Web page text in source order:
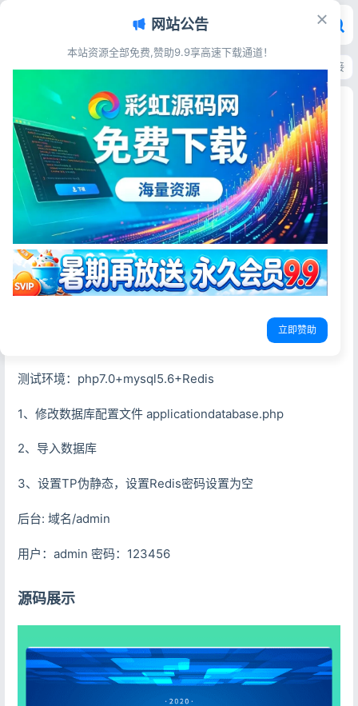
首页>源码资源>电子商务>ThinkPHP拼团拼购H5单商户商城源码 可对接
ThinkPHP拼团拼购H5单商户商城源码 可对接公
众号完整系统
彩虹源码网
2026-05-24 20阅读
源码简介
基于ThinkPHP开发的H5拼团拼购商城源码，单商户模式，
支持对接微信公众号，商城功能完善，运行稳定，可快速搭
建线上拼团购物平台。
测试环境：php7.0+mysql5.6+Redis
1、修改数据库配置文件 applicationdatabase.php
2、导入数据库
3、设置TP伪静态，设置Redis密码设置为空
后台: 域名/admin
用户：admin 密码：123456
源码展示
网站公告
本站资源全部免费,赞助9.9享高速下载通道！
立即赞助